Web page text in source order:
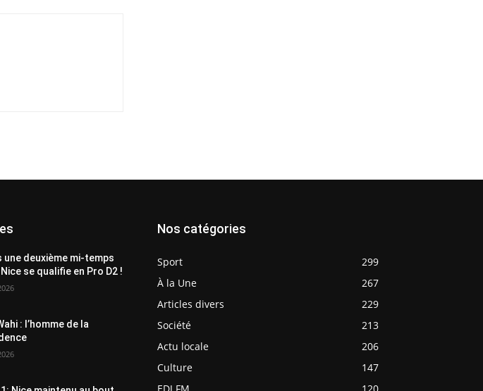
une deuxième mi-temps
se qualifie en Pro D2 !
: l’homme de la
Nos catégories
Sport
299
À la Une
267
Articles divers
229
Société
213
Actu locale
206
Culture
147
EDJ FM
120